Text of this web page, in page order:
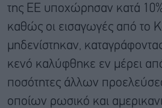
της ΕΕ υποχώρησαν κατά
καθώς οι εισαγωγές από το
μηδενίστηκαν,
κενό καλύφθηκε εν μέρει
ποσότητες άλλων
οποίων ρωσικό και